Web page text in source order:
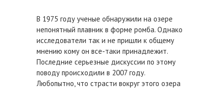
В 1975 году ученые обнаружили на озере
непонятный плавник в форме ромба. Однако
исследователи так и не пришли к общему
мнению кому он все-таки принадлежит.
Последние серьезные дискуссии по этому
поводу происходили в 2007 году.
Любопытно, что страсти вокруг этого озера